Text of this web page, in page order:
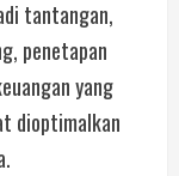
tantangan,
penetapan
yang
dioptimalkan